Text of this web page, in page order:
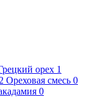
орех 1
2 Ореховая смесь 0
0